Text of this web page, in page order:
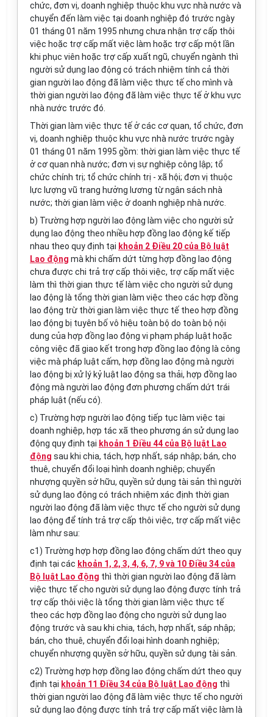
chức, đơn vị, doanh nghiệp thuộc khu vực nhà nước và
chuyển đến làm việc tại doanh nghiệp đó trước ngày
01 tháng 01 năm 1995 nhưng chưa nhận trợ cấp thôi
việc hoặc trợ cấp mất việc làm hoặc trợ cấp một lần
khi phục viên hoặc trợ cấp xuất ngũ, chuyển ngành thì
người sử dụng lao động có trách nhiệm tính cả thời
gian người lao động đã làm việc thực tế cho mình và
thời gian người lao động đã làm việc thực tế ở khu vực
nhà nước trước đó.
Thời gian làm việc thực tế ở các cơ quan, tổ chức, đơn
vị, doanh nghiệp thuộc khu vực nhà nước trước ngày
01 tháng 01 năm 1995 gồm: thời gian làm việc thực tế
ở cơ quan nhà nước; đơn vị sự nghiệp công lập; tổ
chức chính trị; tổ chức chính trị - xã hội; đơn vị thuộc
lực lượng vũ trang hưởng lương từ ngân sách nhà
nước; thời gian làm việc ở doanh nghiệp nhà nước.
b) Trường hợp người lao động làm việc cho người sử
dụng lao động theo nhiều hợp đồng lao động kế tiếp
nhau theo quy định tại khoản 2 Điều 20 của Bộ luật
Lao động mà khi chấm dứt từng hợp đồng lao động
chưa được chi trả trợ cấp thôi việc, trợ cấp mất việc
làm thì thời gian thực tế làm việc cho người sử dụng
lao động là tổng thời gian làm việc theo các hợp đồng
lao động trừ thời gian làm việc thực tế theo hợp đồng
lao động bị tuyên bố vô hiệu toàn bộ do toàn bộ nội
dung của hợp đồng lao động vi phạm pháp luật hoặc
công việc đã giao kết trong hợp đồng lao động là công
việc mà pháp luật cấm, hợp đồng lao động mà người
lao động bị xử lý kỷ luật lao động sa thải, hợp đồng lao
động mà người lao động đơn phương chấm dứt trái
pháp luật (nếu có).
c) Trường hợp người lao động tiếp tục làm việc tại
doanh nghiệp, hợp tác xã theo phương án sử dụng lao
động quy định tại khoản 1 Điều 44 của Bộ luật Lao
động sau khi chia, tách, hợp nhất, sáp nhập; bán, cho
thuê, chuyển đổi loại hình doanh nghiệp; chuyển
nhượng quyền sở hữu, quyền sử dụng tài sản thì người
sử dụng lao động có trách nhiệm xác định thời gian
người lao động đã làm việc thực tế cho người sử dụng
lao động để tính trả trợ cấp thôi việc, trợ cấp mất việc
làm như sau:
c1) Trường hợp hợp đồng lao động chấm dứt theo quy
định tại các khoản 1, 2, 3, 4, 6, 7, 9 và 10 Điều 34 của
Bộ luật Lao động thì thời gian người lao động đã làm
việc thực tế cho người sử dụng lao động được tính trả
trợ cấp thôi việc là tổng thời gian làm việc thực tế
theo các hợp đồng lao động cho người sử dụng lao
động trước và sau khi chia, tách, hợp nhất, sáp nhập;
bán, cho thuê, chuyển đổi loại hình doanh nghiệp;
chuyển nhượng quyền sở hữu, quyền sử dụng tài sản.
c2) Trường hợp hợp đồng lao động chấm dứt theo quy
định tại khoản 11 Điều 34 của Bộ luật Lao động thì
thời gian người lao động đã làm việc thực tế cho người
sử dụng lao động được tính trả trợ cấp mất việc làm là